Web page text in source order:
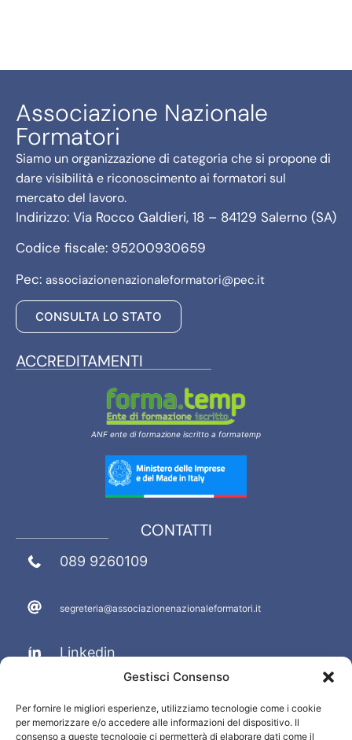
Gestisci Consenso
Per fornire le migliori esperienze, utilizziamo tecnologie come i cookie
per memorizzare e/o accedere alle informazioni del dispositivo. Il
consenso a queste tecnologie ci permetterà di elaborare dati come il
Associazione Nazionale
Formatori
Siamo un organizzazione di categoria che si propone di
dare visibilità e riconoscimento ai formatori sul
mercato del lavoro.
Indirizzo: Via Rocco Galdieri, 18 – 84129 Salerno (SA)
Codice fiscale: 95200930659
Pec: associazionenazionaleformatori@pec.it
CONSULTA LO STATO
ACCREDITAMENTI
ANF ente di formazione iscritto a formatemp
CONTATTI
089 9260109
segreteria@associazionenazionaleformatori.it
Linkedin